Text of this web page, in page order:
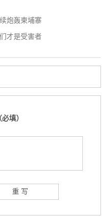
炮轰柬埔寨
才是受害者
填）